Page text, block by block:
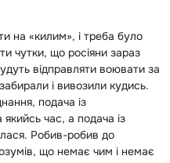
на «килим», і треба було
чутки, що росіяни зараз
відправляти воювати за
і вивозили кудись.
подача із
час, а подача із
Робив-робив до
що немає чим і немає